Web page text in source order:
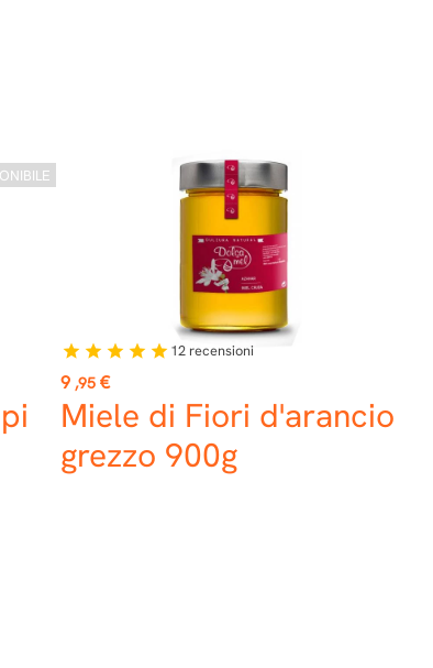
Prezzo
9 ,95 €
Miele di Fiori d'arancio
grezzo 900g
star star star star star 12 recensioni